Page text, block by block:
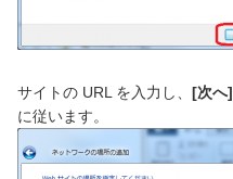
サイトの URL を入力し、 [次へ]
に従います。